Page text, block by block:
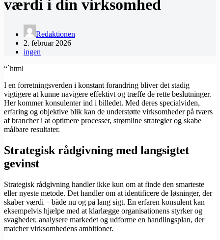
værdi i din virksomhed
Redaktionen
2. februar 2026
ingen
“`html
I en forretningsverden i konstant forandring bliver det stadig
vigtigere at kunne navigere effektivt og træffe de rette beslutninger.
Her kommer konsulenter ind i billedet. Med deres specialviden,
erfaring og objektive blik kan de understøtte virksomheder på tværs
af brancher i at optimere processer, strømline strategier og skabe
målbare resultater.
Strategisk rådgivning med langsigtet
gevinst
Strategisk rådgivning handler ikke kun om at finde den smarteste
eller nyeste metode. Det handler om at identificere de løsninger, der
skaber værdi – både nu og på lang sigt. En erfaren konsulent kan
eksempelvis hjælpe med at klarlægge organisationens styrker og
svagheder, analysere markedet og udforme en handlingsplan, der
matcher virksomhedens ambitioner.